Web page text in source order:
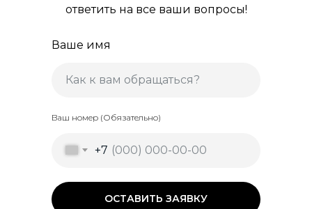
ответить на все ваши вопросы!
Ваше имя
Ваш номер (Обязательно)
+7
ОСТАВИТЬ ЗАЯВКУ